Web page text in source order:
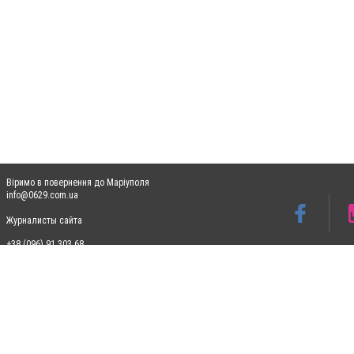
Віримо в повернення до Маріуполя
info@0629.com.ua
Журналисты сайта
+38 (096) 91 303 68